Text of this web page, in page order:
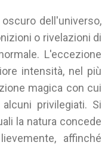
dell'universo,
o rivelazioni di
L'eccezione
intensità, nel più
magica con cui
privilegiati. Si
la natura concede
affinché